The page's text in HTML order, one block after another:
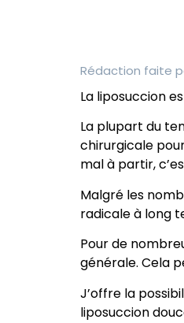
Rédaction faite
La liposuccion
La plupart du
chirurgicale
mal à partir,
Malgré les
radicale à long
Pour de
générale. Cela
J’offre la
liposuccion